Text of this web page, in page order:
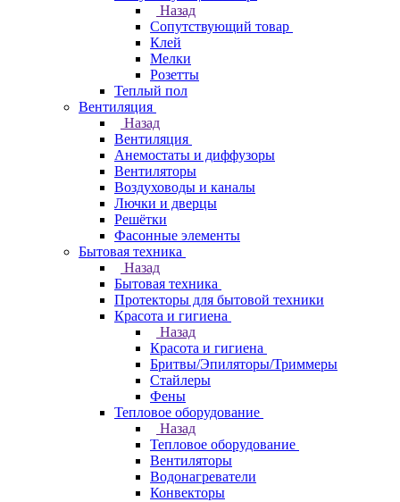
Назад
Сопутствующий товар
Клей
Мелки
Розетты
Теплый пол
Вентиляция
Назад
Вентиляция
Анемостаты и диффузоры
Вентиляторы
Воздуховоды и каналы
Лючки и дверцы
Решётки
Фасонные элементы
Бытовая техника
Назад
Бытовая техника
Протекторы для бытовой техники
Красота и гигиена
Назад
Красота и гигиена
Бритвы/Эпиляторы/Триммеры
Стайлеры
Фены
Тепловое оборудование
Назад
Тепловое оборудование
Вентиляторы
Водонагреватели
Конвекторы